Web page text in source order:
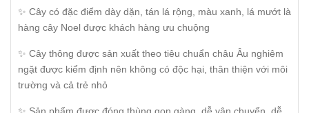
✨ Cây có đặc điểm dày dặn, tán lá rộng, màu xanh, lá mướt là
hàng cây Noel được khách hàng ưu chuộng
✨ Cây thông được sản xuất theo tiêu chuẩn châu Âu nghiêm
ngặt được kiểm định nên không có độc hại, thân thiện với môi
trường và cả trẻ nhỏ